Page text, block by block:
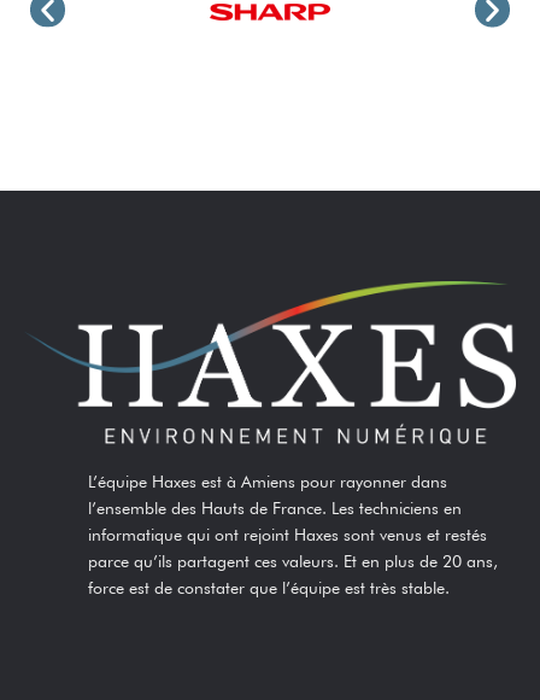
L’équipe Haxes est à Amiens pour rayonner dans
l’ensemble des Hauts de France. Les techniciens en
informatique qui ont rejoint Haxes sont venus et restés
parce qu’ils partagent ces valeurs. Et en plus de 20 ans,
force est de constater que l’équipe est très stable.